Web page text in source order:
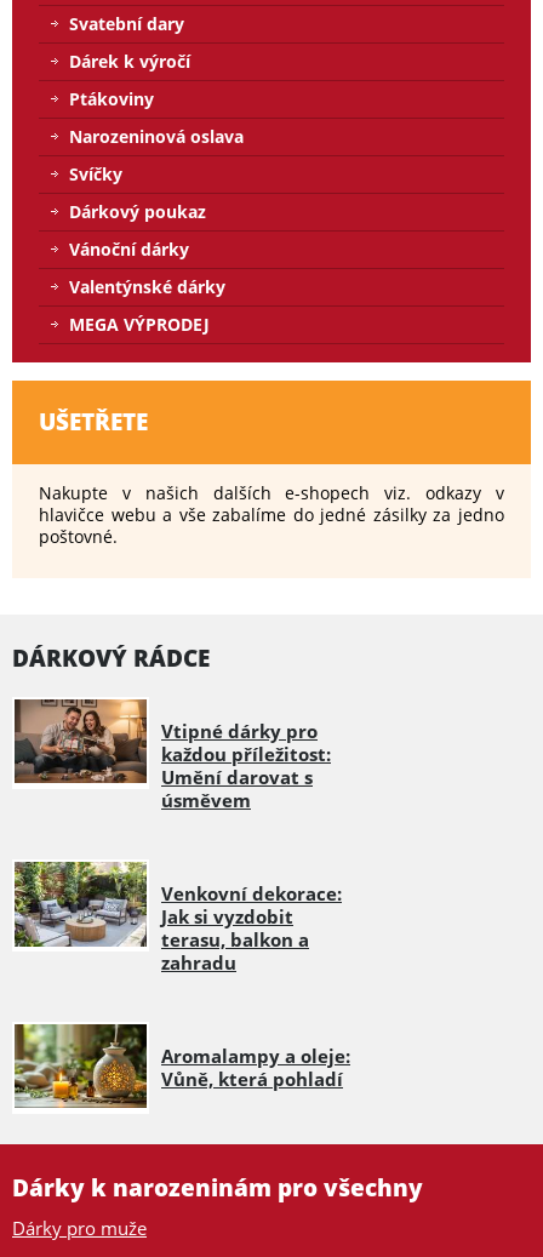
Svatební dary
Dárek k výročí
Ptákoviny
Narozeninová oslava
Svíčky
Dárkový poukaz
Vánoční dárky
Valentýnské dárky
MEGA VÝPRODEJ
UŠETŘETE
Nakupte v našich dalších e-shopech viz. odkazy v
hlavičce webu a vše zabalíme do jedné zásilky za jedno
poštovné.
DÁRKOVÝ RÁDCE
Vtipné dárky pro
každou příležitost:
Umění darovat s
úsměvem
Venkovní dekorace:
Jak si vyzdobit
terasu, balkon a
zahradu
Aromalampy a oleje:
Vůně, která pohladí
Dárky k narozeninám pro všechny
Dárky pro muže